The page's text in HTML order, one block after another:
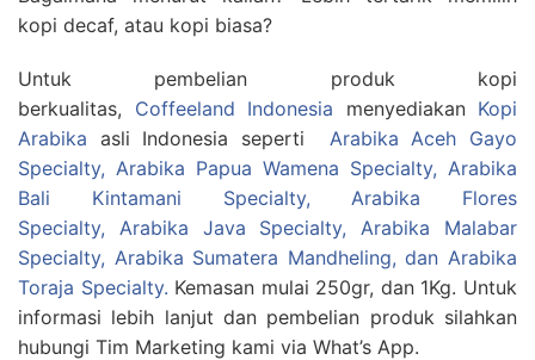
kopi decaf, atau kopi biasa?
Untuk pembelian produk kopi
berkualitas, Coffeeland Indonesia menyediakan Kopi
Arabika asli Indonesia seperti
Arabika Aceh Gayo
Specialty, Arabika Papua Wamena Specialty, Arabika
Bali Kintamani Specialty, Arabika Flores
Specialty, Arabika Java Specialty, Arabika Malabar
Specialty, Arabika Sumatera Mandheling, dan Arabika
Toraja Specialty. Kemasan mulai 250gr, dan 1Kg. Untuk
informasi lebih lanjut dan pembelian produk silahkan
hubungi Tim Marketing kami via What’s App.